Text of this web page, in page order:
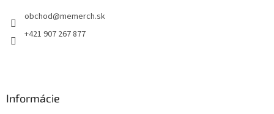
obchod@memerch.sk
+421 907 267 877
Informácie